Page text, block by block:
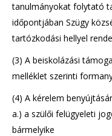
tanulmányokat folytató
időpontjában Szügy
tartózkodási hellyel
(3) A beiskolázási
melléklet szerinti
(4) A kérelem
a.) a szülői felügyeleti
bármelyike